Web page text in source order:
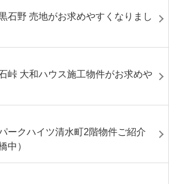
石野 売地がお求めやすくなりまし
峠 大和ハウス施工物件がお求めや
ークハイツ清水町2階物件ご紹介
中）